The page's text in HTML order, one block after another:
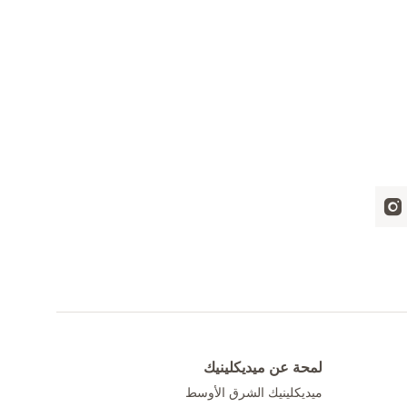
لمحة عن ميديكلينيك
ميديكلينيك الشرق الأوسط